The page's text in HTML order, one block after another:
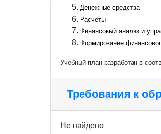
Денежные средства
Расчеты
Финансовый анализ и
Формирование
Учебный план разработан в
Требования к
Не найдено